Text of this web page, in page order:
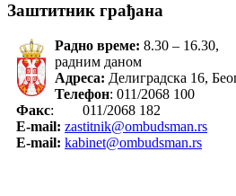
Заштитник грађана
Радно време: 8.30 – 16.30,
радним даном
Адреса: Делиградска 16,
Телефон: 011/2068 100
Факс: 011/2068 182
E-mail: zastitnik@ombudsman.rs
E-mail: kabinet@ombudsman.rs